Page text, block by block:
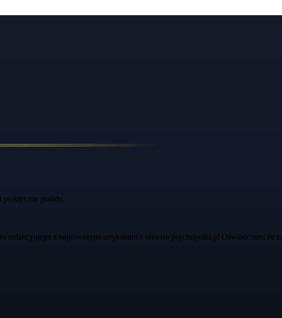
praktyczne porady.
redakcyjnego z najnowszymi artykułami z serwisu psychopedia.pl Oświadczam, że